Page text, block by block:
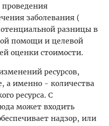
заболевания (
разницы в
помощи и целевой
оценки стоимости.
ресурсов,
а именно - количества
ресурса. С
может входить
надзор, или